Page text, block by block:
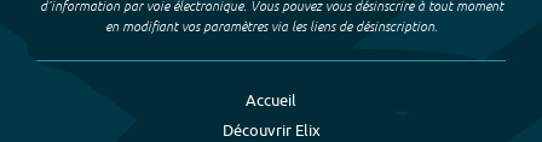
d’information par voie électronique. Vous pouvez vous désinscrire à tout moment
en modifiant vos paramètres via les liens de désinscription.
Accueil
Découvrir Elix